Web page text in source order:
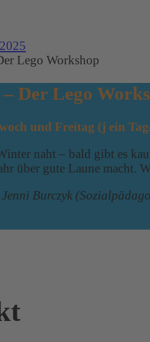
Lego Workshop
– Der Lego
und Freitag (j ein
naht – bald gibt es
über gute Laune macht.
Burczyk